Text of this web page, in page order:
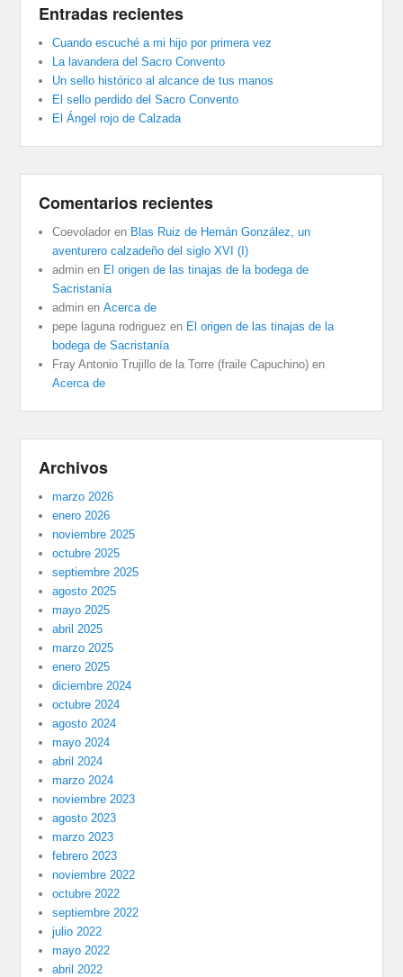
Entradas recientes
Cuando escuché a mi hijo por primera vez
La lavandera del Sacro Convento
Un sello histórico al alcance de tus manos
El sello perdido del Sacro Convento
El Ángel rojo de Calzada
Comentarios recientes
Coevolador en Blas Ruiz de Hernán González, un
aventurero calzadeño del siglo XVI (I)
admin en El origen de las tinajas de la bodega de
Sacristanía
admin enAcerca de
pepe laguna rodriguez en El origen de las tinajas de la
bodega de Sacristanía
Fray Antonio Trujillo de la Torre (fraile Capuchino) en
Acerca de
Archivos
marzo 2026
enero 2026
noviembre 2025
octubre 2025
septiembre 2025
agosto 2025
mayo 2025
abril 2025
marzo 2025
enero 2025
diciembre 2024
octubre 2024
agosto 2024
mayo 2024
abril 2024
marzo 2024
noviembre 2023
agosto 2023
marzo 2023
febrero 2023
noviembre 2022
octubre 2022
septiembre 2022
julio 2022
mayo 2022
abril 2022